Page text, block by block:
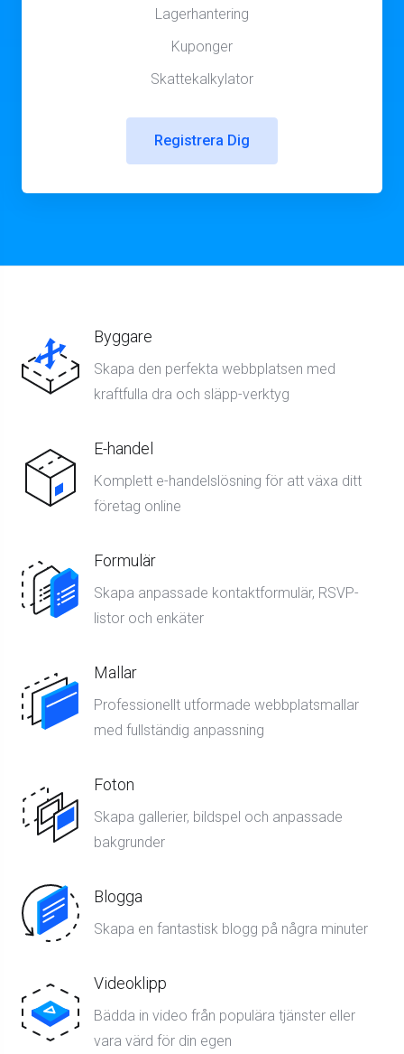
Lagerhantering
Kuponger
Skattekalkylator
Registrera Dig
Byggare
Skapa den perfekta webbplatsen med
kraftfulla dra och släpp-verktyg
E-handel
Komplett e-handelslösning för att växa ditt
företag online
Formulär
Skapa anpassade kontaktformulär, RSVP-
listor och enkäter
Mallar
Professionellt utformade webbplatsmallar
med fullständig anpassning
Foton
Skapa gallerier, bildspel och anpassade
bakgrunder
Blogga
Skapa en fantastisk blogg på några minuter
Videoklipp
Bädda in video från populära tjänster eller
vara värd för din egen